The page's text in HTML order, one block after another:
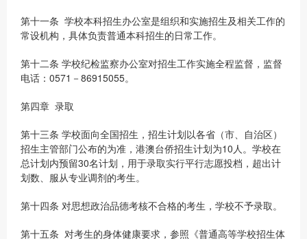
第十一条 学校本科招生办公室是组织和实施招生及相关工作的
常设机构，具体负责普通本科招生的日常工作。
第十二条 学校纪检监察办公室对招生工作实施全程监督，监督
电话：0571－86915055。
第四章 录取
第十三条 学校面向全国招生，招生计划以各省（市、自治区）
招生主管部门公布的为准，港澳台侨招生计划为10人。学校在
总计划内预留30名计划，用于录取实行平行志愿投档，超出计
划数、服从专业调剂的考生。
第十四条 对思想政治品德考核不合格的考生，学校不予录取。
第十五条 对考生的身体健康要求，参照《普通高等学校招生体